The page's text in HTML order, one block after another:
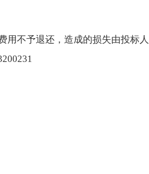
不予退还，造成的损失由投标